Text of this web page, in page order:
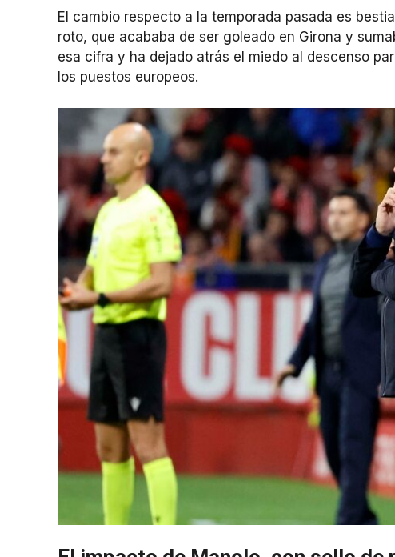
El cambio respecto a la temporada pasada es
roto, que acababa de ser goleado en Girona y
esa cifra y ha dejado atrás el miedo al descenso
los puestos europeos.